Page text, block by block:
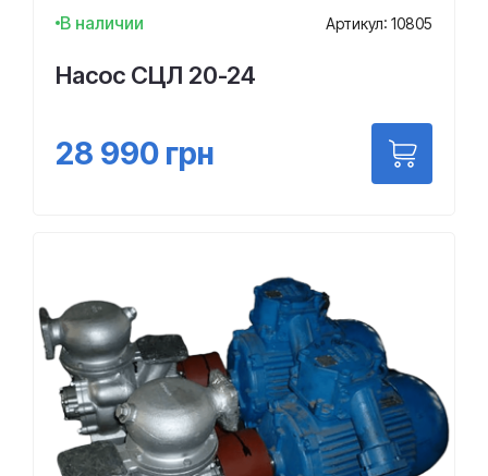
В наличии Артикул: 10805
Насос СЦЛ 20-24
28 990 грн